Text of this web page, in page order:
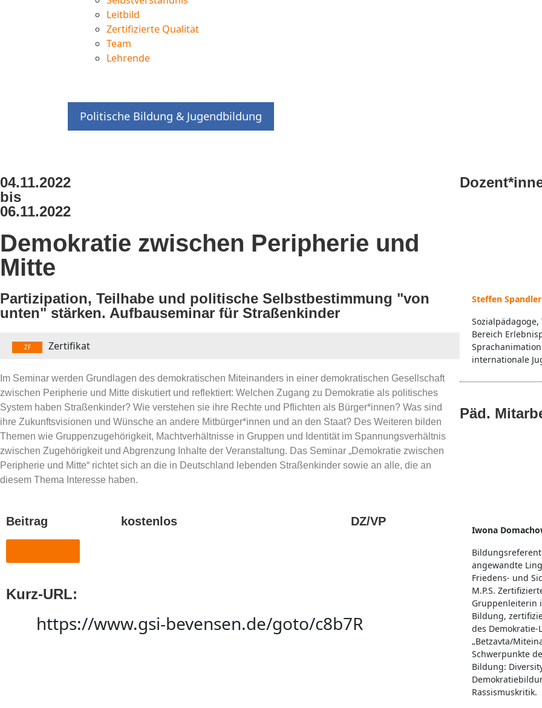
Leitbild
Zertifizierte Qualität
Team
Lehrende
Politische Bildung & Jugendbildung
04.11.2022
bis
06.11.2022
Demokratie zwischen Peripherie und
Mitte
Partizipation, Teilhabe und politische Selbstbestimmung "von
unten" stärken. Aufbauseminar für Straßenkinder
ZF Zertifikat
Im Seminar werden Grundlagen des demokratischen Miteinanders in einer demokratischen Gesellschaft
zwischen Peripherie und Mitte diskutiert und reflektiert: Welchen Zugang zu Demokratie als politisches
System haben Straßenkinder? Wie verstehen sie ihre Rechte und Pflichten als Bürger*innen? Was sind
ihre Zukunftsvisionen und Wünsche an andere Mitbürger*innen und an den Staat? Des Weiteren bilden
Themen wie Gruppenzugehörigkeit, Machtverhältnisse in Gruppen und Identität im Spannungsverhältnis
zwischen Zugehörigkeit und Abgrenzung Inhalte der Veranstaltung. Das Seminar „Demokratie zwischen
Peripherie und Mitte“ richtet sich an die in Deutschland lebenden Straßenkinder sowie an alle, die an
diesem Thema Interesse haben.
Beitrag kostenlos DZ/VP
Kurz-URL:
https://www.gsi-bevensen.de/goto/c8b7R
Steffen Spandler
Bereich
internationale
Päd.
Iwona
angewandte
Friedens- und
M.P.S.
Gruppenleiterin
Bildung,
des
„Betzavta/
Schwerpunkte
Bildung:
Rassismuskritik.